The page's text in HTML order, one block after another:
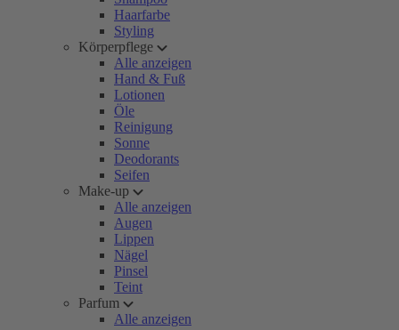
Haarfarbe
Styling
Körperpflege
Alle anzeigen
Hand & Fuß
Lotionen
Öle
Reinigung
Sonne
Deodorants
Seifen
Make-up
Alle anzeigen
Augen
Lippen
Nägel
Pinsel
Teint
Parfum
Alle anzeigen